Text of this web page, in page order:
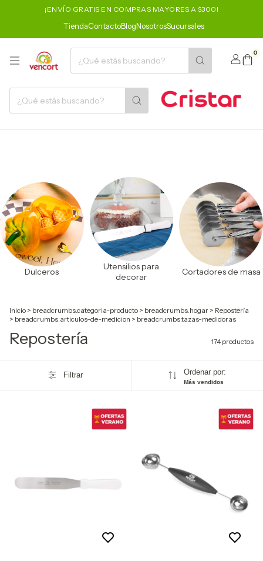
¡ENVÍO GRATIS EN COMPRAS MAYORES A $300!
TiendaContactoBlogNosotrosSucursales
0
Dulceros
Utensilios para
decorar
Cortadores de masa
Inicio > breadcrumbs.categoria-producto > breadcrumbs.hogar > Repostería
> breadcrumbs.articulos-de-medicion > breadcrumbs.tazas-medidoras
Repostería 174 productos
Filtrar Ordenar por:
Más vendidos